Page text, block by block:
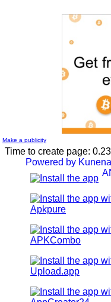
La carte d'affaire byJean-
L'album document
Nouvelle
Make a publicity
Time to create page:
Powered by